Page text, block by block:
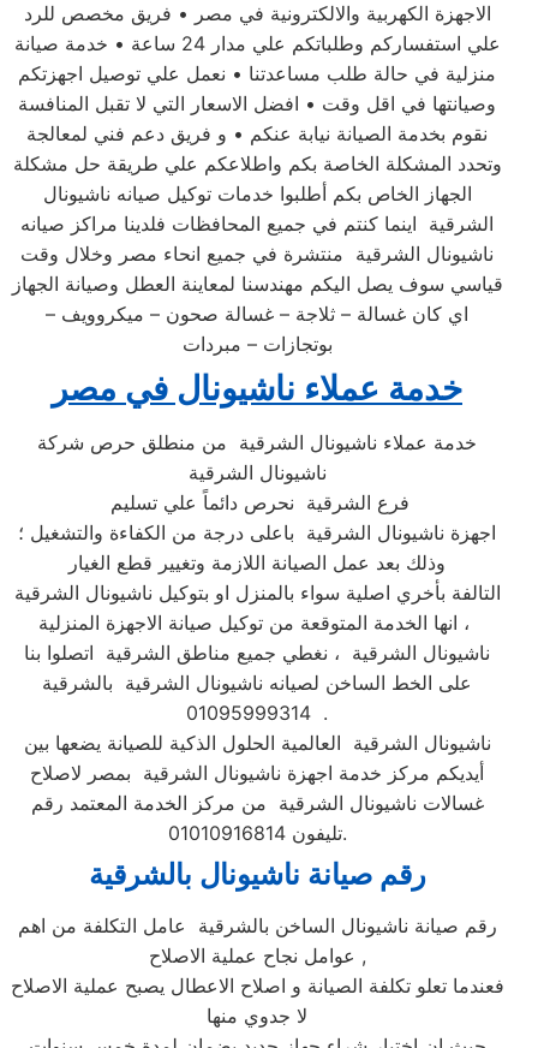
الاجهزة الكهربية والالكترونية في مصر • فريق مخصص للرد
علي استفساركم وطلباتكم علي مدار 24 ساعة • خدمة صيانة
منزلية في حالة طلب مساعدتنا • نعمل علي توصيل اجهزتكم
وصيانتها في اقل وقت • افضل الاسعار التي لا تقبل المنافسة
نقوم بخدمة الصيانة نيابة عنكم • و فريق دعم فني لمعالجة
وتحدد المشكلة الخاصة بكم واطلاعكم علي طريقة حل مشكلة
الجهاز الخاص بكم أطلبوا خدمات توكيل صيانه ناشيونال
الشرقية اينما كنتم في جميع المحافظات فلدينا مراكز صيانه
ناشيونال الشرقية منتشرة في جميع انحاء مصر وخلال وقت
قياسي سوف يصل اليكم مهندسنا لمعاينة العطل وصيانة الجهاز
اي كان غسالة – ثلاجة – غسالة صحون – ميكروويف –
بوتجازات – مبردات
خدمة عملاء ناشيونال في مصر
خدمة عملاء ناشيونال الشرقية من منطلق حرص شركة
ناشيونال الشرقية
فرع الشرقية نحرص دائماً علي تسليم
اجهزة ناشيونال الشرقية باعلى درجة من الكفاءة والتشغيل ؛
وذلك بعد عمل الصيانة اللازمة وتغيير قطع الغيار
التالفة بأخري اصلية سواء بالمنزل او بتوكيل ناشيونال الشرقية
، انها الخدمة المتوقعة من توكيل صيانة الاجهزة المنزلية
ناشيونال الشرقية ، نغطي جميع مناطق الشرقية اتصلوا بنا
على الخط الساخن لصيانه ناشيونال الشرقية بالشرقية
01095999314 .
ناشيونال الشرقية العالمية الحلول الذكية للصيانة يضعها بين
أيديكم مركز خدمة اجهزة ناشيونال الشرقية بمصر لاصلاح
غسالات ناشيونال الشرقية من مركز الخدمة المعتمد رقم
تليفون 01010916814.
رقم صيانة ناشيونال بالشرقية
رقم صيانة ناشيونال الساخن بالشرقية عامل التكلفة من اهم
عوامل نجاح عملية الاصلاح ,
فعندما تعلو تكلفة الصيانة و اصلاح الاعطال يصبح عملية الاصلاح
لا جدوي منها